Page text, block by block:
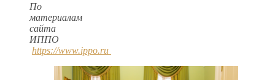
По
материалам
сайта
ИППО
https://www.ippo.ru